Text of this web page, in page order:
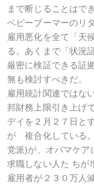
まで断じることはで
ベビーブーマーのリ
雇用悪化を全て「天
る。あくまで「状況
厳密に検証できる証
無も検討すべきだ。
雇用統計関連ではな
邦財務上限引き上げ
デイを２月２７日と
が 複合化している
党派)が、オバマケア
求職しない人た ちが
雇用者が２３０万人